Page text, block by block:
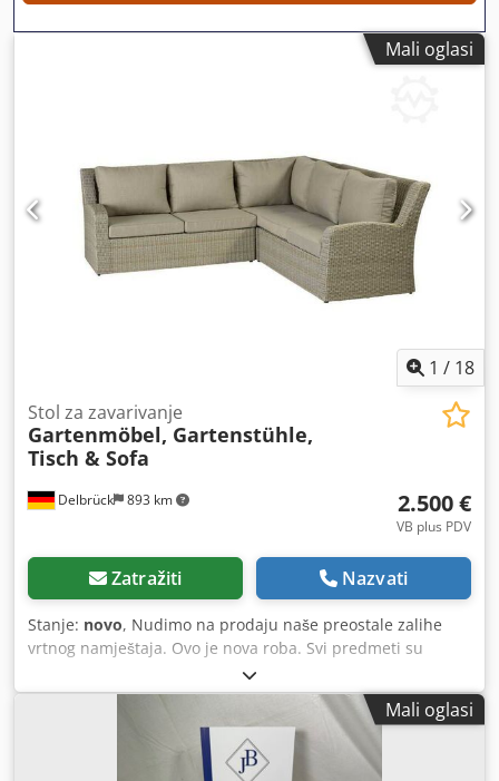
Mali oglasi
1 / 18
Delbrück 893 km
Stol za zavarivanje
Gartenmöbel, Gartenstühle,
Tisch & Sofa
2.500 €
VB plus PDV
Zatražiti Nazvati
Stanje: novo, Nudimo na prodaju naše preostale zalihe
vrtnog namještaja. Ovo je nova roba. Svi predmeti su
nekorišteni. Csdov Duhrepfx Ac Tjrf Ukoliko ste
zainteresirani, slobodno nas kontaktirajte.
Mali oglasi